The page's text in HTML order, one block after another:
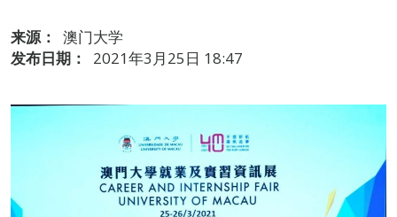
来源：
澳门大学
发布日期：
2021年3月25日 18:47